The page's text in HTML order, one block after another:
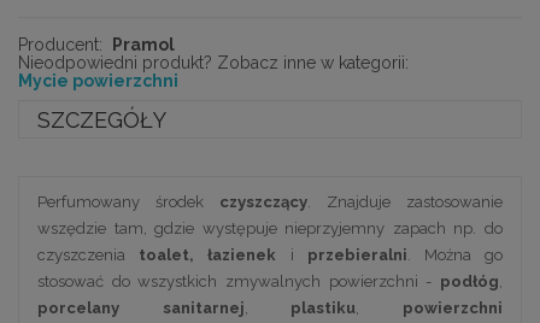
Producent:
Pramol
Nieodpowiedni produkt? Zobacz inne w kategorii:
Mycie powierzchni
SZCZEGÓŁY
Perfumowany środek czyszczący . Znajduje zastosowanie
wszędzie tam, gdzie występuje nieprzyjemny zapach np. do
czyszczenia toalet, łazienek i przebieralni . Można go
stosować do wszystkich zmywalnych powierzchni - podłóg
porcelany sanitarnej
plastiku
powierzchni